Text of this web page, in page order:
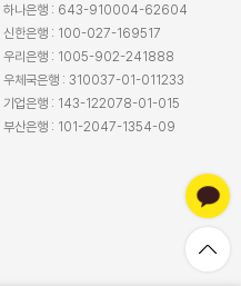
하나은행 : 643-910004-62604
신한은행 : 100-027-169517
우리은행 : 1005-902-241888
우체국은행 : 310037-01-011233
기업은행 : 143-122078-01-015
부산은행 : 101-2047-1354-09